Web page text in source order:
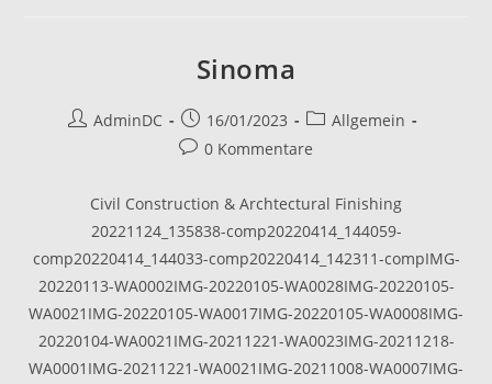
Sinoma
Beitrags-
AdminDC
Beitrag
veröffentlicht:
16/01/2023
Beitrags-
Kategorie:
Allgemein
Beitrags-
0 Kommentare
Civil Construction & Archtectural Finishing
20221124_135838-comp20220414_144059-
comp20220414_144033-comp20220414_142311-compIMG-
20220113-WA0002IMG-20220105-WA0028IMG-20220105-
WA0021IMG-20220105-WA0017IMG-20220105-WA0008IMG-
20220104-WA0021IMG-20211221-WA0023IMG-20211218-
WA0001IMG-20211221-WA0021IMG-20211008-WA0007IMG-